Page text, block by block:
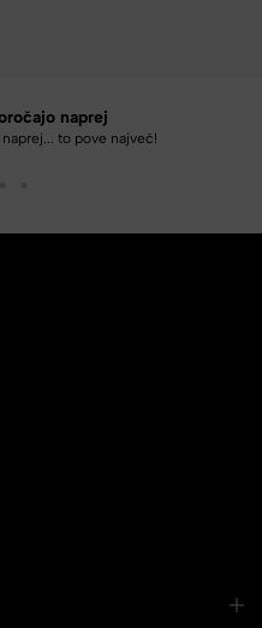
naprej
to pove največ!